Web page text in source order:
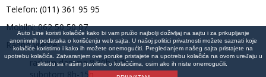
Telefon: (011) 361 95 95
Mobilni: 062 50 50 07
Radno vreme:
radnim danima 8:30h-17h
subotom 8h-15h
Auto Line koristi kolačiće kako bi vam pružio najbolji doživljaj na sajtu i za prikupljanje
anonimnih podataka o korišćenju web sajta. U našoj politici privatnosti možete saznati koje
kolačiće koristimo i kako ih možete onemogućiti. Pregledanjem našeg sajta pristajete na
upotrebu kolačića. Zatvaranjem ove poruke pristajete na upotrebu kolačića na ovom uređaju u
skladu sa našim pravilima o kolačićima, osim ako ih niste onemogućili.